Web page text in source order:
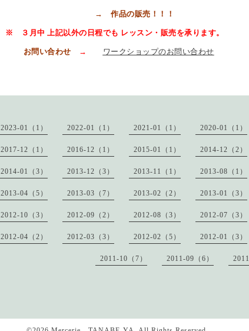
→ 作品の販売！！！
※ ３月中 上記以外の日程でも レッスン・販売を承ります。
お問い合わせ → ワークショップのお問い合わせ
2023-01（1） 2022-01（1） 2021-01（1） 2020-01（1）
2017-12（1） 2016-12（1） 2015-01（1） 2014-12（2）
2014-01（3） 2013-12（3） 2013-11（1） 2013-08（1）
2013-04（5） 2013-03（7） 2013-02（2） 2013-01（3）
2012-10（3） 2012-09（2） 2012-08（3） 2012-07（3）
2012-04（2） 2012-03（3） 2012-02（5） 2012-01（3）
2011-10（7） 2011-09（6）